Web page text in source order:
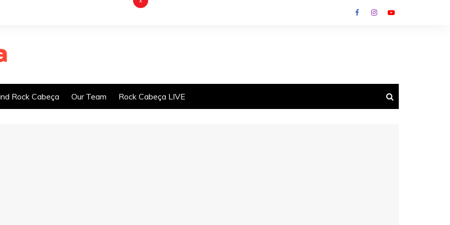
Rock Cabeça Our Team Rock Cabeça LIVE